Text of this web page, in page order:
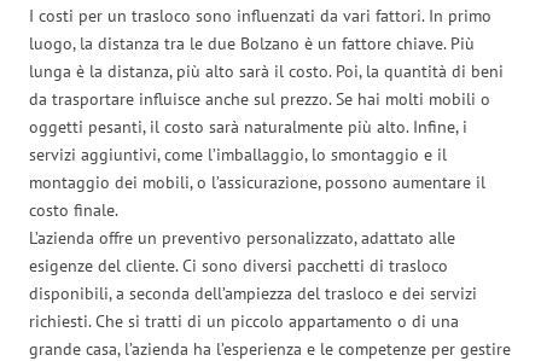
I costi per un trasloco sono influenzati da vari fattori. In primo
luogo, la distanza tra le due Bolzano è un fattore chiave. Più
lunga è la distanza, più alto sarà il costo. Poi, la quantità di beni
da trasportare influisce anche sul prezzo. Se hai molti mobili o
oggetti pesanti, il costo sarà naturalmente più alto. Infine, i
servizi aggiuntivi, come l’imballaggio, lo smontaggio e il
montaggio dei mobili, o l’assicurazione, possono aumentare il
costo finale.
L’azienda offre un preventivo personalizzato, adattato alle
esigenze del cliente. Ci sono diversi pacchetti di trasloco
disponibili, a seconda dell’ampiezza del trasloco e dei servizi
richiesti. Che si tratti di un piccolo appartamento o di una
grande casa, l’azienda ha l’esperienza e le competenze per gestire